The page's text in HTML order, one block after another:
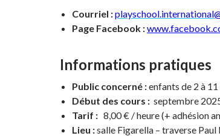
Courriel :
Page Facebook :
Informations pratiques
Public concerné :enfants de 2 à 11
Début des cours : septembre
Tarif : 8,00 € / heure (+ adhésion
Lieu :salle Figarella – traverse